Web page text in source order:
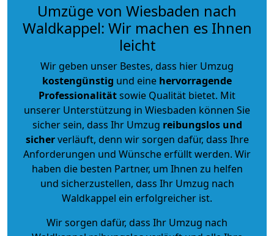
Umzüge von Wiesbaden nach
Waldkappel: Wir machen es Ihnen
leicht
Wir geben unser Bestes, dass hier Umzug
kostengünstig und eine hervorragende
Professionalitätsowie Qualität bietet. Mit
unserer Unterstützung in Wiesbaden können Sie
sicher sein, dass Ihr Umzug reibungslos und
sicherverläuft, denn wir sorgen dafür, dass Ihre
Anforderungen und Wünsche erfüllt werden. Wir
haben die besten Partner, um Ihnen zu helfen
und sicherzustellen, dass Ihr Umzug nach
Waldkappel ein erfolgreicher ist.
Wir sorgen dafür, dass Ihr Umzug nach